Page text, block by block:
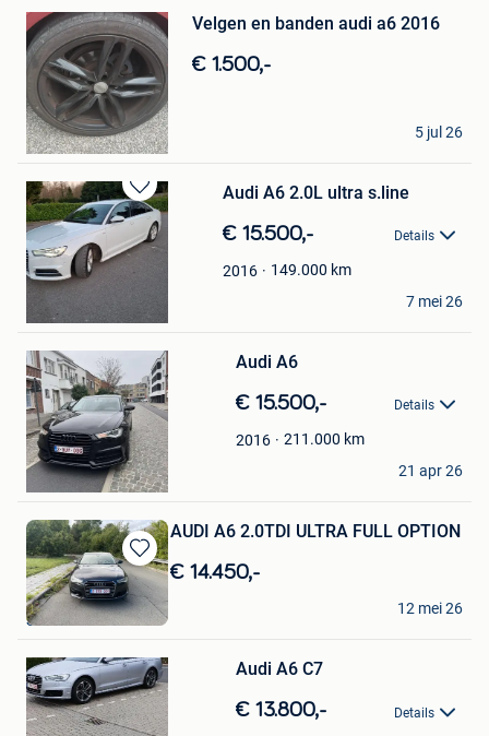
in
Mijn
Favorieten
Velgen en banden audi a6 2016
€ 1.500,-
Gilles
Moorslede
5 jul 26
Bewaren
in
Mijn
Favorieten
Audi A6 2.0L ultra s.line
€ 15.500,- Details
2016 149.000 km
Christophe Foucart
Roisin
7 mei 26
Bewaren
Mijn
Favorieten
Audi A6
€ 15.500,- Details
2016 211.000 km
Gramos Mazrekaj
Eeklo
21 apr 26
Bewaren
in
Mijn
Favorieten
AUDI A6 2.0TDI ULTRA FULL OPTION
€ 14.450,-
Zafer
Schaerbeek
12 mei 26
Bewaren
Mijn
Favorieten
Audi A6 C7
€ 13.800,- Details